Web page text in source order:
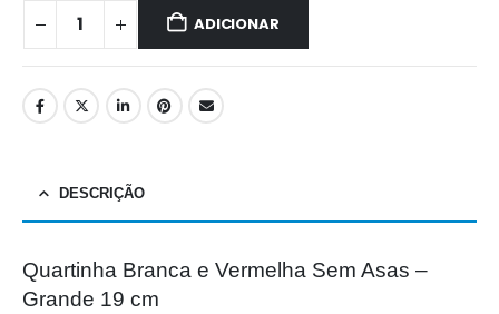
ADICIONAR
DESCRIÇÃO
Quartinha Branca e Vermelha Sem Asas –
Grande 19 cm